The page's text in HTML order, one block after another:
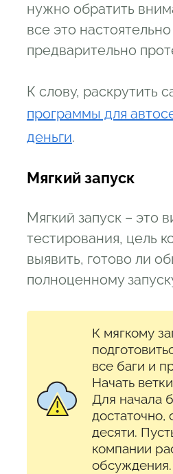
нужно обратить
все это
предварительно
К слову, раскрутить
программы для
деньги.
Мягкий запуск
Мягкий запуск – это
тестирования, цель
выявить, готово ли
полноценному
К мягкому
все баги и
Начать
Для начала
достаточно,
десяти.
компании
обсуждения.